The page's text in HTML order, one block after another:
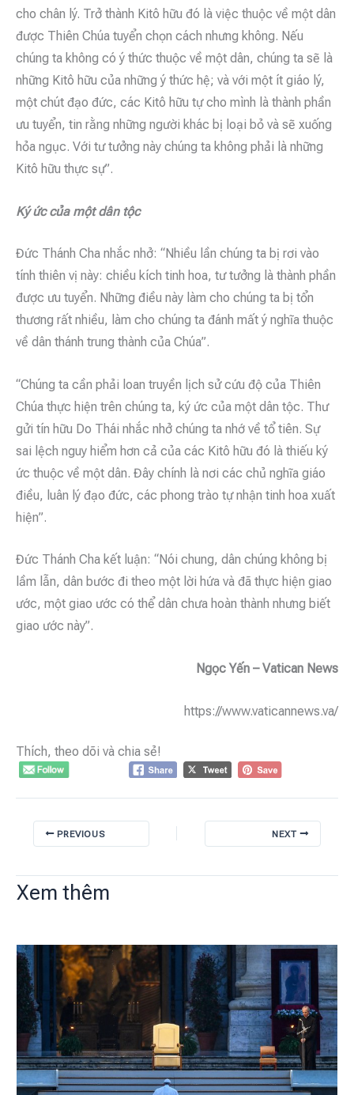
cho chân lý. Trở thành Kitô hữu đó là việc thuộc về một dân
được Thiên Chúa tuyển chọn cách nhưng không. Nếu
chúng ta không có ý thức thuộc về một dân, chúng ta sẽ là
những Kitô hữu của những ý thức hệ; và với một ít giáo lý,
một chút đạo đức, các Kitô hữu tự cho mình là thành phần
ưu tuyển, tin rằng những người khác bị loại bỏ và sẽ xuống
hỏa ngục. Với tư tưởng này chúng ta không phải là những
Kitô hữu thực sự”.
Ký ức của một dân tộc
Đức Thánh Cha nhắc nhở: “Nhiều lần chúng ta bị rơi vào
tính thiên vị này: chiều kích tinh hoa, tư tưởng là thành phần
được ưu tuyển. Những điều này làm cho chúng ta bị tổn
thương rất nhiều, làm cho chúng ta đánh mất ý nghĩa thuộc
về dân thánh trung thành của Chúa”.
“Chúng ta cần phải loan truyền lịch sử cứu độ của Thiên
Chúa thực hiện trên chúng ta, ký ức của một dân tộc. Thư
gửi tín hữu Do Thái nhắc nhở chúng ta nhớ về tổ tiên. Sự
sai lệch nguy hiểm hơn cả của các Kitô hữu đó là thiếu ký
ức thuộc về một dân. Đây chính là nơi các chủ nghĩa giáo
điều, luân lý đạo đức, các phong trào tự nhận tinh hoa xuất
hiện”.
Đức Thánh Cha kết luận: “Nói chung, dân chúng không bị
lầm lẫn, dân bước đi theo một lời hứa và đã thực hiện giao
ước, một giao ước có thể dân chưa hoàn thành nhưng biết
giao ước này”.
Ngọc Yến – Vatican News
https://www.vaticannews.va/
Thích, theo dõi và chia sẻ!
PREVIOUS NEXT
Xem thêm